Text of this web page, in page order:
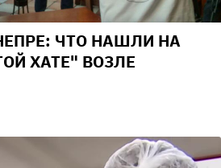
ЧТО НАШЛИ НА
ХАТЕ" ВОЗЛЕ